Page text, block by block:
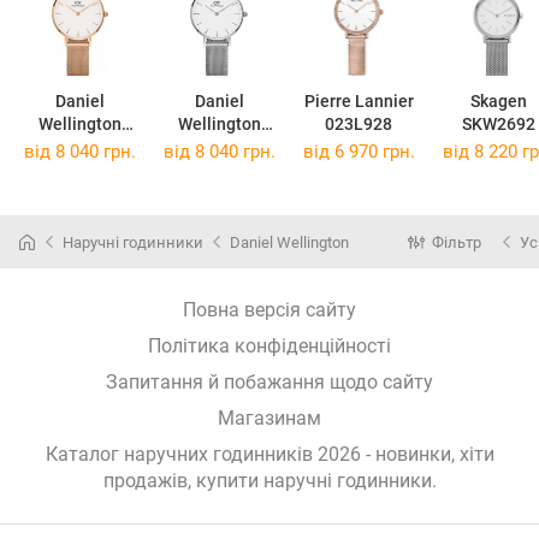
Daniel
Wellington
DW00100219
Daniel
Wellington
DW00100220
Pierre Lannier
023L928
Skagen
SKW2692
від 8 040 грн. від 8 040 грн. від 6 970 грн. від 8 220
Наручні годинники Daniel Wellington Фільтр
Повна версія сайту
Політика конфіденційності
Запитання й побажання щодо сайту
Магазинам
Каталог наручних годинників 2026 - новинки, хіти
продажів, купити наручні годинники.